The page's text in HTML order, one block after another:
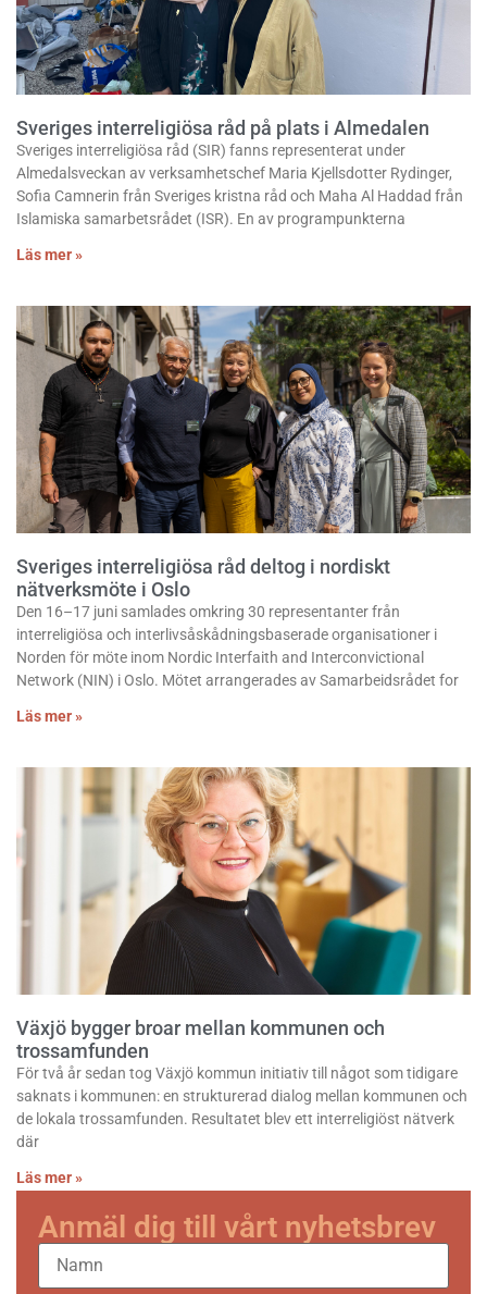
Sveriges interreligiösa råd på plats i Almedalen
Sveriges interreligiösa råd (SIR) fanns representerat under
Almedalsveckan av verksamhetschef Maria Kjellsdotter Rydinger,
Sofia Camnerin från Sveriges kristna råd och Maha Al Haddad från
Islamiska samarbetsrådet (ISR). En av programpunkterna
Läs mer »
Sveriges interreligiösa råd deltog i nordiskt
nätverksmöte i Oslo
Den 16–17 juni samlades omkring 30 representanter från
interreligiösa och interlivsåskådningsbaserade organisationer i
Norden för möte inom Nordic Interfaith and Interconvictional
Network (NIN) i Oslo. Mötet arrangerades av Samarbeidsrådet for
Läs mer »
Växjö bygger broar mellan kommunen och
trossamfunden
För två år sedan tog Växjö kommun initiativ till något som tidigare
saknats i kommunen: en strukturerad dialog mellan kommunen och
de lokala trossamfunden. Resultatet blev ett interreligiöst nätverk
där
Läs mer »
Anmäl dig till vårt nyhetsbrev